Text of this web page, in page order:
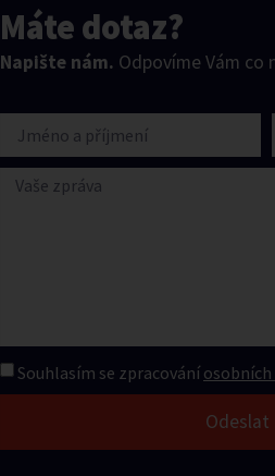
Máte dotaz?
Napište nám. Odpovíme Vám co
Souhlasím se zpracování osobních
Odeslat